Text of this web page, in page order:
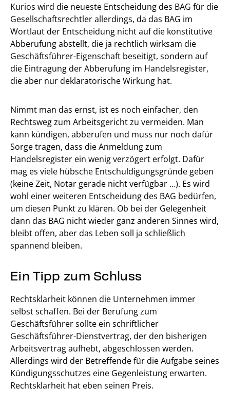
Kurios wird die neueste Entscheidung des BAG für die
Gesellschaftsrechtler allerdings, da das BAG im
Wortlaut der Entscheidung nicht auf die konstitutive
Abberufung abstellt, die ja rechtlich wirksam die
Geschäftsführer-Eigenschaft beseitigt, sondern auf
die Eintragung der Abberufung im Handelsregister,
die aber nur deklaratorische Wirkung hat.
Nimmt man das ernst, ist es noch einfacher, den
Rechtsweg zum Arbeitsgericht zu vermeiden. Man
kann kündigen, abberufen und muss nur noch dafür
Sorge tragen, dass die Anmeldung zum
Handelsregister ein wenig verzögert erfolgt. Dafür
mag es viele hübsche Entschuldigungsgründe geben
(keine Zeit, Notar gerade nicht verfügbar …). Es wird
wohl einer weiteren Entscheidung des BAG bedürfen,
um diesen Punkt zu klären. Ob bei der Gelegenheit
dann das BAG nicht wieder ganz anderen Sinnes wird,
bleibt offen, aber das Leben soll ja schließlich
spannend bleiben.
Ein Tipp zum Schluss
Rechtsklarheit können die Unternehmen immer
selbst schaffen. Bei der Berufung zum
Geschäftsführer sollte ein schriftlicher
Geschäftsführer-Dienstvertrag, der den bisherigen
Arbeitsvertrag aufhebt, abgeschlossen werden.
Allerdings wird der Betreffende für die Aufgabe seines
Kündigungsschutzes eine Gegenleistung erwarten.
Rechtsklarheit hat eben seinen Preis.